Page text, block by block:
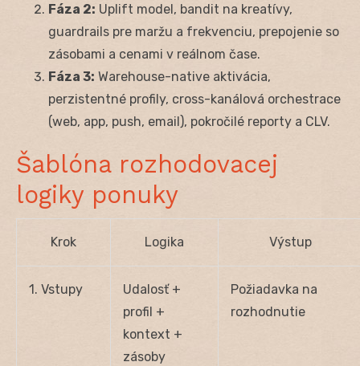
Fáza 2: Uplift model, bandit na kreatívy,
guardrails pre maržu a frekvenciu, prepojenie so
zásobami a cenami v reálnom čase.
Fáza 3: Warehouse-native aktivácia,
perzistentné profily, cross-kanálová orchestrace
(web, app, push, email), pokročilé reporty a CLV.
Šablóna rozhodovacej
logiky ponuky
Krok Logika Výstup
1. Vstupy
Udalosť +
profil +
kontext +
zásoby
Požiadavka na
rozhodnutie